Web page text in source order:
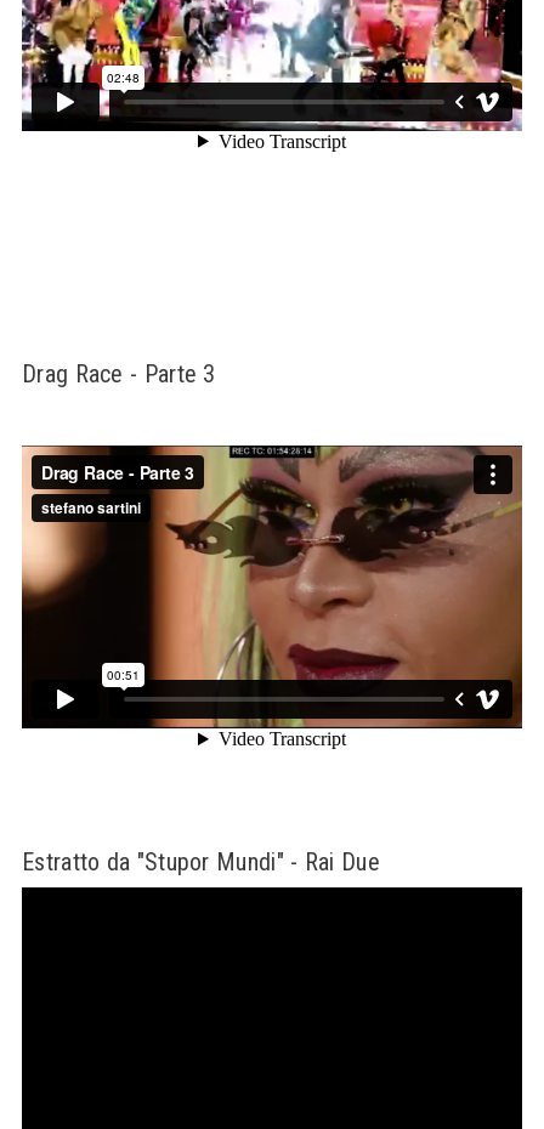
Drag Race - Parte 3
Estratto da "Stupor Mundi" - Rai Due